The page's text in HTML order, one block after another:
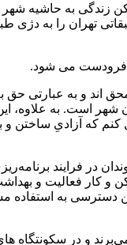
به حاشیه شهر
لوکس در بالای شهر است؛ اختلاف
فرودست می شود.
اند و به عبارتی
شهر است. به
که آزادیِ ساختن و
دسترسی همگانی به مسکن
و زندگی طولانی ۴- تضمین دسترسی شهروندان کم درآمد به
و در سکونتگاه